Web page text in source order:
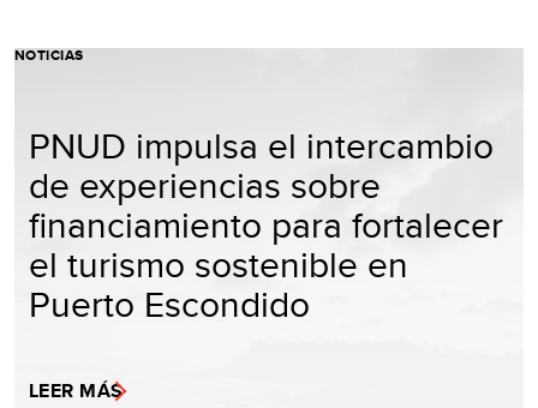
NOTICIAS
PNUD impulsa el intercambio
de experiencias sobre
financiamiento para fortalecer
el turismo sostenible en
Puerto Escondido
LEER MÁS